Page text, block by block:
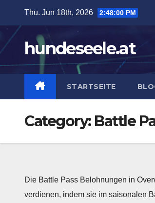
content
Thu. Jun 18th, 2026 2:48:01 PM
hundeseele.at
STARTSEITE
Category: Battle
Die Battle Pass Belohnungen in
verdienen, indem sie im saisonalen